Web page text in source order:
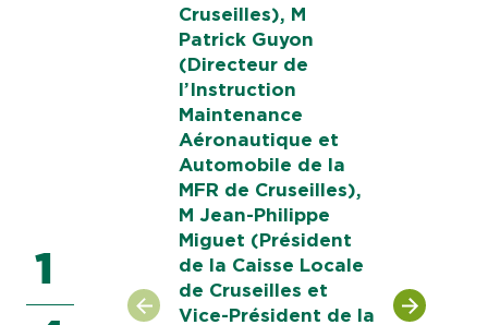
1
Cruseilles), M
Patrick Guyon
(Directeur de
l’Instruction
Maintenance
Aéronautique et
Automobile de la
MFR de Cruseilles),
M Jean-Philippe
Miguet (Président
de la Caisse Locale
de Cruseilles et
Vice-Président de la